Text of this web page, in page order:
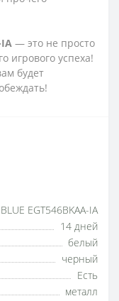
IA — это не просто
игрового успеха!
будет
EGT546BKAA-IA
14 дней
белый
черный
Есть
металл